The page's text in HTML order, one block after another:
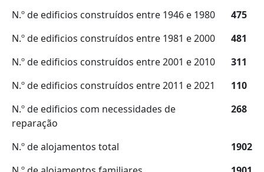
N.º de edificios construídos entre 1946 e 1980
475
N.º de edificios construídos entre 1981 e 2000
481
N.º de edificios construídos entre 2001 e 2010
311
N.º de edificios construídos entre 2011 e 2021
110
N.º de edificios com necessidades de
reparação
268
N.º de alojamentos total
1902